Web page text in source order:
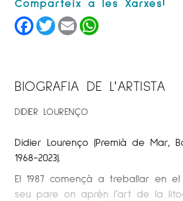
Facebook
TwitterEmail
BIOGRAFIA DE L'ARTISTA
DIDIER LOURENÇO
Didier Lourenço (Premià de Mar,
1968-2023).
El 1987 començà a treballar en
seu pare on aprèn l’art de la